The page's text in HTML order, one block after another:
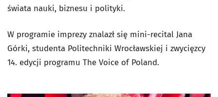
świata nauki, biznesu i polityki.
W programie imprezy znalazł się mini-recital Jana
Górki, studenta Politechniki Wrocławskiej i zwycięzcy
14. edycji programu The Voice of Poland.